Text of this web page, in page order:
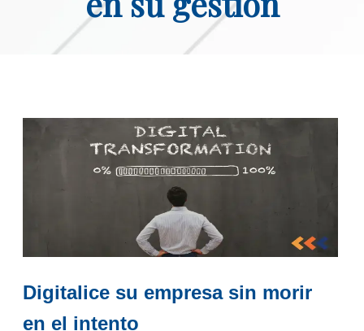
Digitalice su empresa sin morir
en el intento